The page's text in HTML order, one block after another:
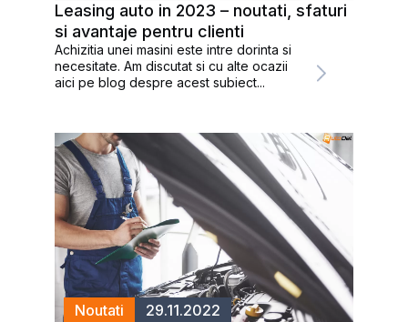
Leasing auto in 2023 – noutati, sfaturi
si avantaje pentru clienti
Achizitia unei masini este intre dorinta si
necesitate. Am discutat si cu alte ocazii
aici pe blog despre acest subiect...
Noutati 29.11.2022